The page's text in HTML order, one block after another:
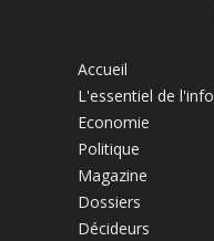
Accueil
L'essentiel de l'info
Economie
Politique
Magazine
Dossiers
Décideurs